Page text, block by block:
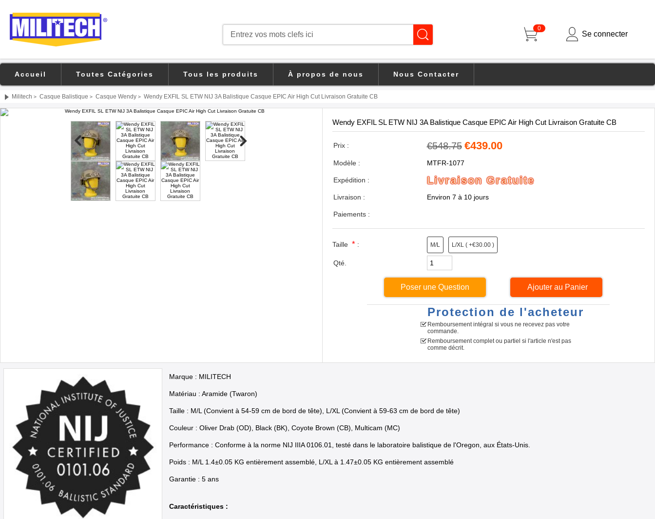
0
Se connecter
Accueil Toutes Catégories Tous les produits À propos de nous Nous Contacter
Militech > Casque Balistique > Casque Wendy > Wendy EXFIL SL ETW NIJ 3A Balistique Casque EPIC Air High Cut Livraison Gratuite CB
Wendy EXFIL SL ETW NIJ 3A Balistique Casque EPIC Air High Cut Livraison Gratuite CB
Prix : €548.75 €439.00
Modèle : MTFR-1077
Expédition : Livraison Gratuite
Livraison : Environ 7 à 10 jours
Paiements :
Taille *: M/L L/XL ( +€30.00 )
Qté.
Poser une Question
Protection de l'acheteur
Remboursement intégral si vous ne recevez pas votre
commande.
Remboursement complet ou partiel si l'article n'est pas
comme décrit.
Marque : MILITECH
Matériau : Aramide (Twaron)
Taille : M/L (Convient à 54-59 cm de bord de tête), L/XL (Convient à 59-63 cm de bord de tête)
Couleur : Oliver Drab (OD), Black (BK), Coyote Brown (CB), Multicam (MC)
Performance : Conforme à la norme NIJ IIIA 0106.01, testé dans le laboratoire balistique de l'Oregon, aux États-Unis.
Poids : M/L 1.4±0.05 KG entièrement assemblé, L/XL à 1.47±0.05 KG entièrement assemblé
Garantie : 5 ans
Caractéristiques :